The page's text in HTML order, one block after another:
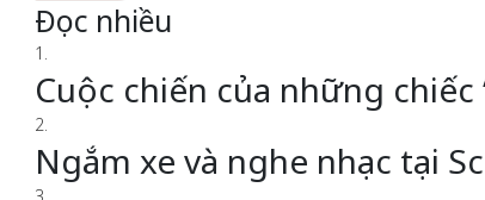
Đọc nhiều
1.
Cuộc chiến của những
2.
Ngắm xe và nghe nhạc tại